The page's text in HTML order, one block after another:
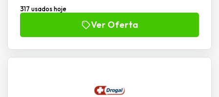
317 usados hoje
Ver Oferta